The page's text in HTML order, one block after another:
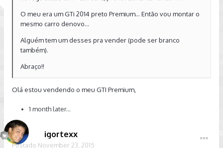
O meu era um GTi 2014 preto Premium... Então vou montar o
mesmo carro denovo...
Alguém tem um desses pra vender (pode ser branco
também).
Abraço!!
Olá estou vendendo o meu GTI Premium,
1 month later...
igortexx
Postado November 23, 2015